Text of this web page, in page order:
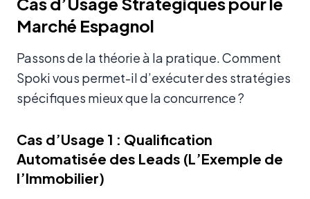
Marché Espagnol
Passons de la théorie à la pratique. Comment
Spoki vous permet-il d’exécuter des stratégies
spécifiques mieux que la concurrence ?
Cas d’Usage 1 : Qualification
Automatisée des Leads (L’Exemple de
l’Immobilier)